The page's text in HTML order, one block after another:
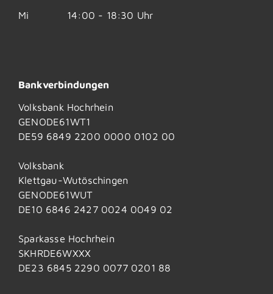
Mi
14:00 - 18:30 Uhr
Bankverbindungen
Volksbank Hochrhein
GENODE61WT1
DE59 6849 2200 0000 0102 00
Volksbank
Klettgau-Wutöschingen
GENODE61WUT
DE10 6846 2427 0024 0049 02
Sparkasse Hochrhein
SKHRDE6WXXX
DE23 6845 2290 0077 0201 88